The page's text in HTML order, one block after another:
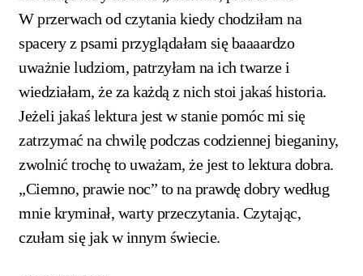
W przerwach od czytania kiedy chodziłam na
spacery z psami przyglądałam się baaaardzo
uważnie ludziom, patrzyłam na ich twarze i
wiedziałam, że za każdą z nich stoi jakaś historia.
Jeżeli jakaś lektura jest w stanie pomóc mi się
zatrzymać na chwilę podczas codziennej bieganiny,
zwolnić trochę to uważam, że jest to lektura dobra.
„Ciemno, prawie noc” to na prawdę dobry według
mnie kryminał, warty przeczytania. Czytając,
czułam się jak w innym świecie.